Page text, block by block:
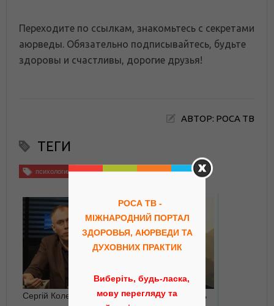
Переходите по ссылкам, знакомьтесь с секретами
аюрведы. Обязательно подписывайтесь, будьте
здоровы и счастливы, дорогие друзья!
АВТОР: РОСА ТВ
ТЕГИ
психология
Сергій Колеша
6 способов повысить
РОСА ТВ -
МІЖНАРОДНИЙ ПОРТАЛ
ЗДОРОВЬЯ, АЮРВЕДИ ТА
ДУХОВНИХ ПРАКТИК
Виберіть, будь-ласка,
мову перегляду та